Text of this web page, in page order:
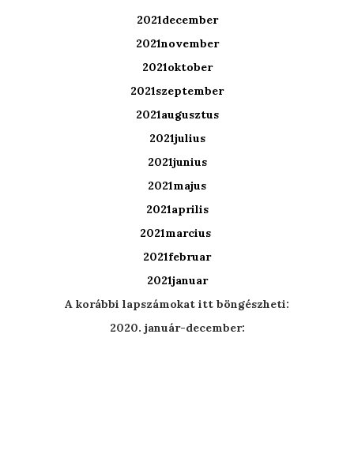
2021december
2021november
2021oktober
2021szeptember
2021augusztus
2021julius
2021junius
2021majus
2021aprilis
2021marcius
2021februar
2021januar
A korábbi lapszámokat itt böngészheti:
2020. január-december: